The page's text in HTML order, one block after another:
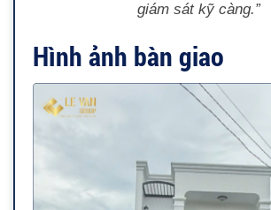
giám sát kỹ càng.”
Hình ảnh bàn giao